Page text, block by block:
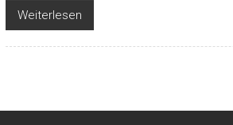
Weiterlesen